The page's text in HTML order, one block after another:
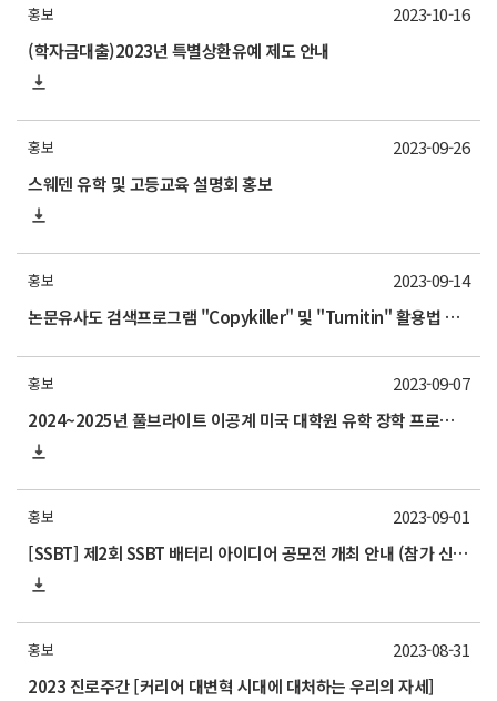
홍보
(학자금대출)2023년 특별상환유예 제도 안내
2023-10-16
홍보
스웨덴 유학 및 고등교육 설명회 홍보
2023-09-26
홍보
논문유사도 검색프로그램 "Copykiller" 및 "Turnitin" 활용법 교육 안내
2023-09-14
홍보
2024~2025년 풀브라이트 이공계 미국 대학원 유학 장학 프로그램 지원 및 설명회 홍보
2023-09-07
홍보
[SSBT] 제2회 SSBT 배터리 아이디어 공모전 개최 안내 (참가 신청: ~10.14까지)
2023-09-01
홍보
2023 진로주간 [커리어 대변혁 시대에 대처하는 우리의 자세]
2023-08-31